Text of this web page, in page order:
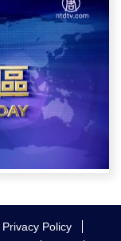
Privacy Policy